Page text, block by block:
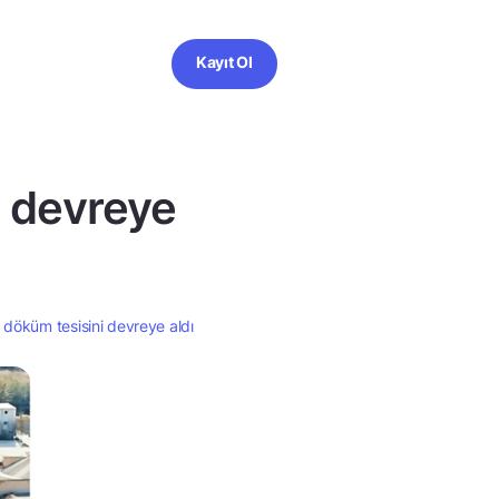
Kayıt Ol
tesisini devreye aldı